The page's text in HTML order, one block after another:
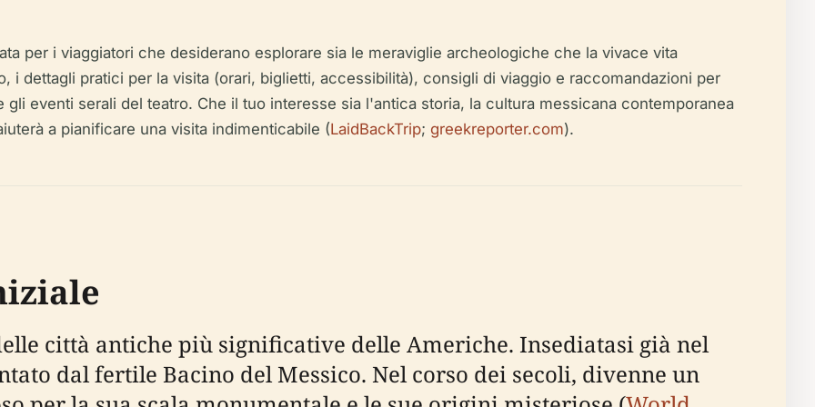
per i viaggiatori che desiderano esplorare sia le meraviglie archeologiche che la vivace vita
i dettagli pratici per la visita (orari, biglietti, accessibilità), consigli di viaggio e raccomandazioni per
eventi serali del teatro. Che il tuo interesse sia l'antica storia, la cultura messicana contemporanea
a pianificare una visita indimenticabile (LaidBackTrip; greekreporter.com).
città antiche più significative delle Americhe. Insediatasi già nel
dal fertile Bacino del Messico. Nel corso dei secoli, divenne un